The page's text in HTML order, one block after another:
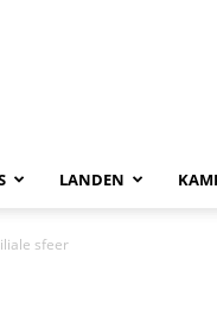
LANDEN
sfeer